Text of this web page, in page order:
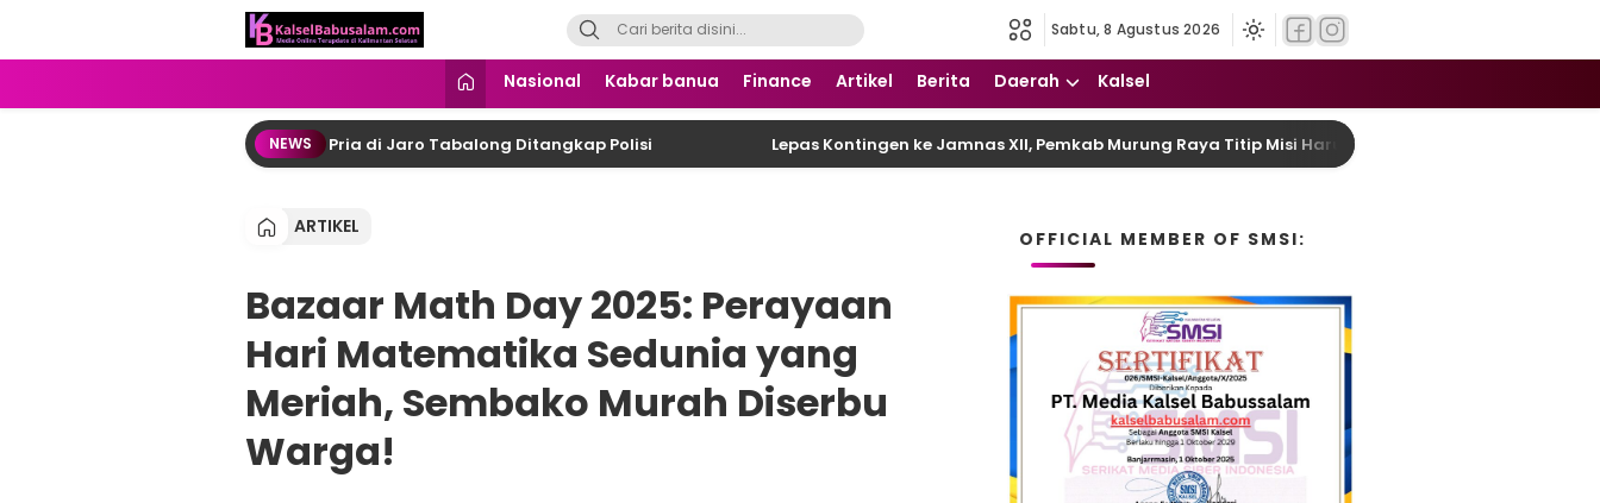
Menyuarakan Kalsel, Menginspirasi Nusantara
Sabtu, 8 Agustus 2026
Nasional Kabar banua Finance Artikel Berita Daerah Kalsel
NEWS
Dalam Bungkus Makanan, Pria di Jaro Tabalong Ditangkap Polisi Lepas Kontingen ke Jamnas XII, Pemkab Murung Raya Titip Misi Harumkan Nama Daerah dan Pulang
ARTIKEL
Bazaar Math Day 2025: Perayaan
Hari Matematika Sedunia yang
Meriah, Sembako Murah Diserbu
Warga!
OFFICIAL MEMBER OF SMSI: